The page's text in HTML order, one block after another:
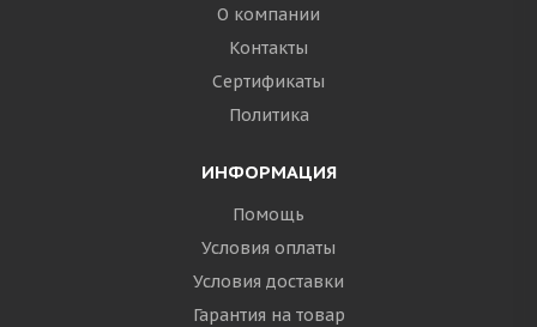
О компании
Контакты
Сертификаты
Политика
ИНФОРМАЦИЯ
Помощь
Условия оплаты
Условия доставки
Гарантия на товар